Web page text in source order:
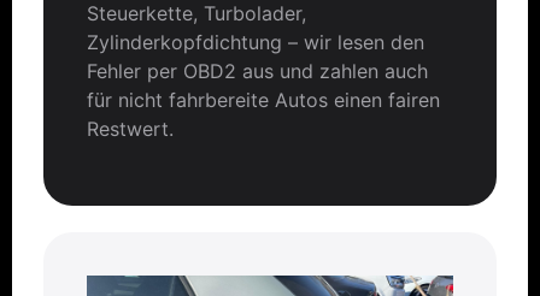
Steuerkette, Turbolader,
Zylinderkopfdichtung – wir lesen den
Fehler per OBD2 aus und zahlen auch
für nicht fahrbereite Autos einen fairen
Restwert.